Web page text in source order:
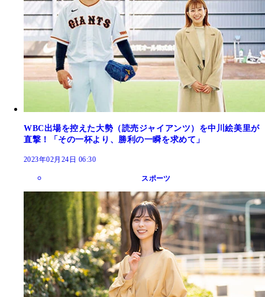
WBC出場を控えた大勢（読売ジャイアンツ）を中川絵美里が
直撃！「その一杯より、勝利の一瞬を求めて」
2023年02月24日 06:30
スポーツ